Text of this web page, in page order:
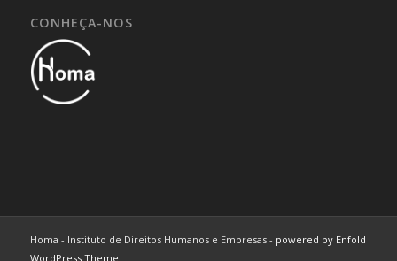
CONHEÇA-NOS
Homa - Instituto de Direitos Humanos e Empresas - powered by Enfold
WordPress Theme